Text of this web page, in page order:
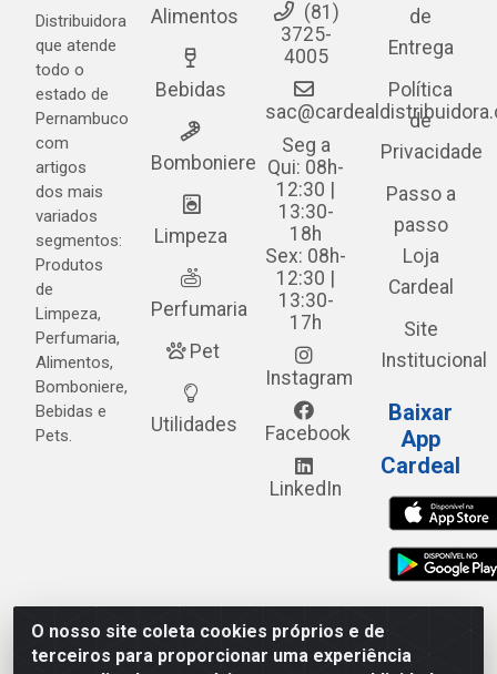
O nosso site coleta cookies próprios e de
terceiros para proporcionar uma experiência
Distribuidora
que atende
todo o
estado de
Pernambuco
com
artigos
dos mais
variados
segmentos:
Produtos
de
Limpeza,
Perfumaria,
Alimentos,
Bomboniere,
Bebidas e
Pets.
Alimentos
Bebidas
Bomboniere
Limpeza
Perfumaria
Pet
Utilidades
(81)
3725-
4005
Seg a
Qui: 08h-
12:30 |
13:30-
18h
Sex: 08h-
12:30 |
13:30-
17h
Instagram
Facebook
LinkedIn
de
Entrega
Política
de
Privacidade
Passo a
passo
Loja
Cardeal
Site
Institucional
Baixar
App
Cardeal
Cardeal Distribuidora - Estrada Alto do Moura, 582 - Alto
do Moura - Caruaru/PE - CEP 55.040-120 - CNPJ